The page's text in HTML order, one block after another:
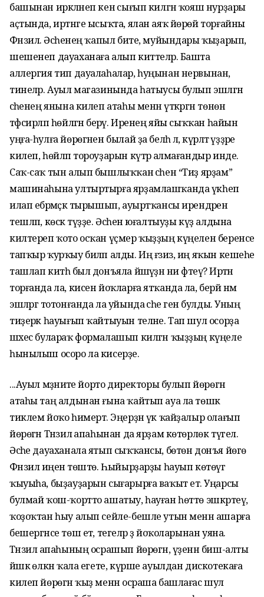
башынан иркәләнеп кенә сығып килгән ҡояш нурҙары
аҫтында, иртәнге ысыҡта, ялан аяҡ йөрөй торғайны
Фәнзилә. Әсәһенең ҡапыл бите, муйындары ҡыҙарып,
шешенеп дауаханаға алып киттеләр. Башта
аллергия тип дауалаһалар, һуңынан нервынан,
тинеләр. Ауыл магазинында һатыусы булып эшләгән
әсәһенең янына килеп атаһы менән үткәргән төнөн
тәфсирләп һөйләгән берәү. Иренең яйы сыҡҡан һайын
уңға-һулға йөрөгәнен былай ҙа белһә лә, күрәләтә үҙҙәре
килеп, һөйләп тороуҙарын күтәрә алмағандыр инде.
Саҡ-саҡ тын алып бышлыҡҡан әсәһен “Тиҙ ярҙам”
машинаһына ултыртырға ярҙамлашҡанда үкһеп
илап ебәрмәҫкә тырышып, ауыртҡансы ирендәрен
тешләп, көскә түҙҙе. Әсәһен юғалтыуҙы күҙ алдына
килтереп ҡото осҡан үҫмер ҡыҙҙың күңелен беренсе
тапҡыр ҡурҡыу биләп алды. Иң ғәзиз, иң яҡын кешеһе
ташлап китһә был донъяла йәшәүҙән ни фәтеүә? Иртән
торғанда ла, кисен йоҡларға ятҡанда ла, берәй нәмә
эшләргә тотонғанда ла уйында әсәһе генә булды. Уның
тиҙерәк һауығып ҡайтыуын теләне. Тап шул осорҙа
шәхес булараҡ формалашып килгән ҡыҙҙың күңеле
һынылыш осоро ла кисерҙе.
...Ауыл мәҙәниәте йорто директоры булып йөрөгән
атаһы таң алдынан ғына ҡайтып ауа ла төшкә
тиклем йоҡо һимертә. Эңерҙән үк ҡайҙалыр олағып
йөрөгән Тәнзилә апаһынан да ярҙам көтөрлөк түгел.
Әсәһе дауаханала ятып сыҡҡансы, бөтөн донъя йөгө
Фәнзилә иңенә төштө. Һыйырҙарҙы һауып көтөүгә
ҡыуыһа, быҙауҙарын сығарырға ваҡыт етә. Уңарсы
булмай ҡош-ҡортто ашатыу, һауған һөттө эшкәртеү,
ҡоҙоҡтан һыу алып сейле-бешле утын менән ашарға
бешергәнсе төш етә, тегеләр ҙә йоҡоларынан уяна.
Тәнзилә апаһының осрашып йөрөгән, үҙенән биш-алты
йәшкә өлкән ҡала егете, күрше ауылдан дискотекаға
килеп йөрөгән ҡыҙ менән осраша башлағас шул